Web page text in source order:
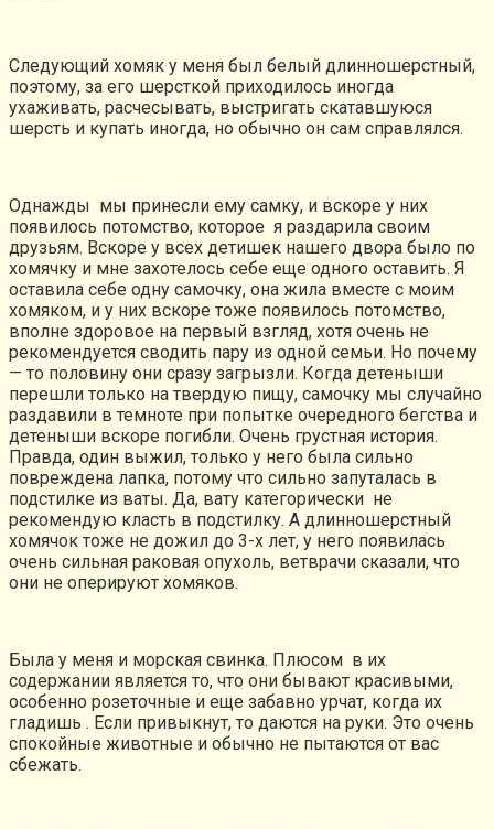
Следующий хомяк у меня был белый длинношерстный,
поэтому, за его шерсткой приходилось иногда
ухаживать, расчесывать, выстригать скатавшуюся
шерсть и купать иногда, но обычно он сам справлялся.
Однажды мы принесли ему самку, и вскоре у них
появилось потомство, которое я раздарила своим
друзьям. Вскоре у всех детишек нашего двора было по
хомячку и мне захотелось себе еще одного оставить. Я
оставила себе одну самочку, она жила вместе с моим
хомяком, и у них вскоре тоже появилось потомство,
вполне здоровое на первый взгляд, хотя очень не
рекомендуется сводить пару из одной семьи. Но почему
— то половину они сразу загрызли. Когда детеныши
перешли только на твердую пищу, самочку мы случайно
раздавили в темноте при попытке очередного бегства и
детеныши вскоре погибли. Очень грустная история.
Правда, один выжил, только у него была сильно
повреждена лапка, потому что сильно запуталась в
подстилке из ваты. Да, вату категорически не
рекомендую класть в подстилку. А длинношерстный
хомячок тоже не дожил до 3-х лет, у него появилась
очень сильная раковая опухоль, ветврачи сказали, что
они не оперируют хомяков.
Была у меня и морская свинка. Плюсом в их
содержании является то, что они бывают красивыми,
особенно розеточные и еще забавно урчат, когда их
гладишь . Если привыкнут, то даются на руки. Это очень
спокойные животные и обычно не пытаются от вас
сбежать.